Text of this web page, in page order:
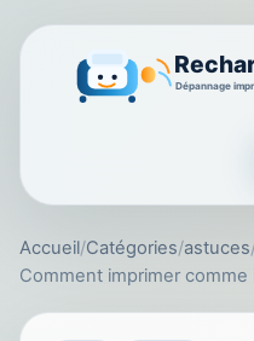
Accueil/Catégories/astuces
Comment imprimer